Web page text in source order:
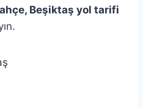
Beşiktaş yol tarifi